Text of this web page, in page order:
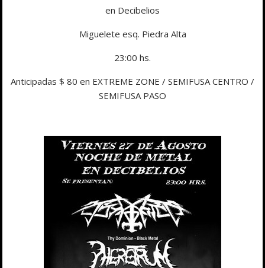
en Decibelios
Miguelete esq. Piedra Alta
23:00 hs.
Anticipadas $ 80 en EXTREME ZONE / SEMIFUSA CENTRO /
SEMIFUSA PASO